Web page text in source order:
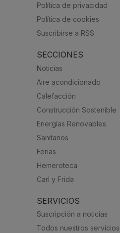
Política de privacidad
Política de cookies
Suscribirse a RSS
SECCIONES
Noticias
Aire acondicionado
Calefacción
Construcción Sostenible
Energías Renovables
Sanitarios
Ferias
Hemeroteca
Carl y Frida
SERVICIOS
Suscripción a noticias
Todos nuestros servicios